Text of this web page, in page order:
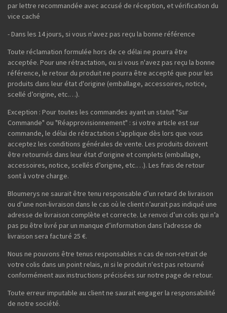
par lettre recommandée avec accusé de réception, et vérification du
vice caché
- Dans les 14 jours, si vous n'avez pas reçu la bonne référence
Toute réclamation formulée hors de ce délai ne pourra être
acceptée. Pour une rétractation, ou si vous n'avez pas reçu la bonne
référence, le retour du produit ne pourra être accepté que pour les
produits dans leur état d'origine (emballage, accessoires, notice,
scellé d’origine, etc.…).
Exception : Pour toutes les commandes ayant un statut "Sur
Commande" ou "Réapprovisionnement" : si votre article est sur
commande, le délai de rétractation s’applique dès lors que vous
acceptez les conditions générales de vente. Les produits doivent
être retournés dans leur état d'origine et complets (emballage,
accessoires, notice, scellés d’origine, etc.…). Les frais de retour
sont à votre charge.
Bloumerys ne saurait être tenu responsable d’un retard de livraison
ou d’une non-livraison dans le cas où le client n’aurait pas indiqué une
adresse de livraison complète et correcte. Le renvoi d’un colis qui n’a
pas pu être livré par un manque d’information dans l’adresse de
livraison sera facturé 25 €.
Nous ne pouvons être tenus responsables n cas de non-retrait de
votre colis dans un point relais, ni si le produit n'est pas retourné
conformément aux instructions précisées sur notre page de retour.
Toute erreur imputable au client ne saurait engager la responsabilité
de notre société.